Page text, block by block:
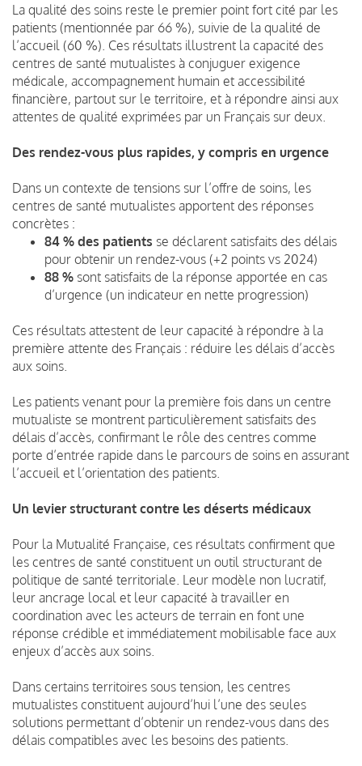
La qualité des soins reste le premier point fort cité par les
patients (mentionnée par 66 %), suivie de la qualité de
l’accueil (60 %). Ces résultats illustrent la capacité des
centres de santé mutualistes à conjuguer exigence
médicale, accompagnement humain et accessibilité
financière, partout sur le territoire, et à répondre ainsi aux
attentes de qualité exprimées par un Français sur deux.
Des rendez-vous plus rapides, y compris en urgence
Dans un contexte de tensions sur l’offre de soins, les
centres de santé mutualistes apportent des réponses
concrètes :
84 % des patients se déclarent satisfaits des délais
pour obtenir un rendez-vous (+2 points vs 2024)
88 % sont satisfaits de la réponse apportée en cas
d’urgence (un indicateur en nette progression)
Ces résultats attestent de leur capacité à répondre à la
première attente des Français : réduire les délais d’accès
aux soins.
Les patients venant pour la première fois dans un centre
mutualiste se montrent particulièrement satisfaits des
délais d’accès, confirmant le rôle des centres comme
porte d’entrée rapide dans le parcours de soins en assurant
l’accueil et l’orientation des patients.
Un levier structurant contre les déserts médicaux
Pour la Mutualité Française, ces résultats confirment que
les centres de santé constituent un outil structurant de
politique de santé territoriale. Leur modèle non lucratif,
leur ancrage local et leur capacité à travailler en
coordination avec les acteurs de terrain en font une
réponse crédible et immédiatement mobilisable face aux
enjeux d’accès aux soins.
Dans certains territoires sous tension, les centres
mutualistes constituent aujourd’hui l’une des seules
solutions permettant d’obtenir un rendez-vous dans des
délais compatibles avec les besoins des patients.